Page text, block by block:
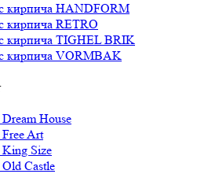
кирпича HANDFORM
кирпича RETRO
кирпича TIGHEL BRIK
кирпича VORMBAK
House
Art
Size
Castle